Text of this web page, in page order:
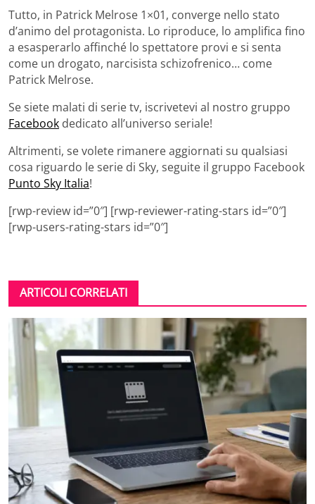
Tutto, in Patrick Melrose 1×01, converge nello stato
d’animo del protagonista. Lo riproduce, lo amplifica fino
a esasperarlo affinché lo spettatore provi e si senta
come un drogato, narcisista schizofrenico… come
Patrick Melrose.
Se siete malati di serie tv, iscrivetevi al nostro gruppo
Facebook dedicato all’universo seriale!
Altrimenti, se volete rimanere aggiornati su qualsiasi
cosa riguardo le serie di Sky, seguite il gruppo Facebook
Punto Sky Italia!
[rwp-review id=”0″] [rwp-reviewer-rating-stars id=”0″]
[rwp-users-rating-stars id=”0″]
ARTICOLI CORRELATI